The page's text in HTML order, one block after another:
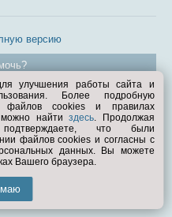
версию
улучшения работы сайта и
Более подробную
файлов cookies и правилах
можно найтиздесь. Продолжая
что были
файлов cookies и согласны с
данных. Вы можете
Вашего браузера.